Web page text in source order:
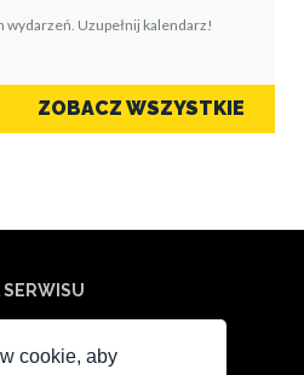
cookie, aby
wydarzeń. Uzupełnij kalendarz!
ZOBACZ WSZYSTKIE